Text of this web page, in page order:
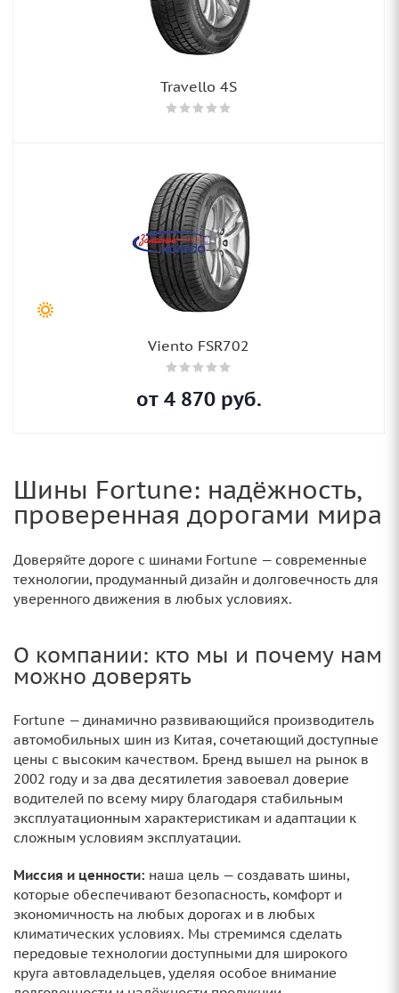
Travello 4S
Viento FSR702
от 4 870руб.
Шины Fortune: надёжность,
проверенная дорогами мира
Доверяйте дороге с шинами Fortune — современные
технологии, продуманный дизайн и долговечность для
уверенного движения в любых условиях.
О компании: кто мы и почему нам
можно доверять
Fortune — динамично развивающийся производитель
автомобильных шин из Китая, сочетающий доступные
цены с высоким качеством. Бренд вышел на рынок в
2002 году и за два десятилетия завоевал доверие
водителей по всему миру благодаря стабильным
эксплуатационным характеристикам и адаптации к
сложным условиям эксплуатации.
Миссия и ценности: наша цель — создавать шины,
которые обеспечивают безопасность, комфорт и
экономичность на любых дорогах и в любых
климатических условиях. Мы стремимся сделать
передовые технологии доступными для широкого
круга автовладельцев, уделяя особое внимание